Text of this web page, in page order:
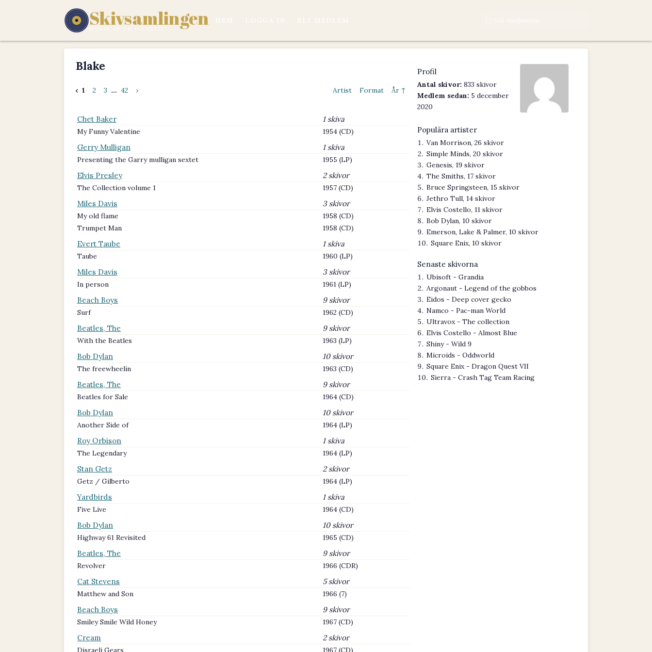
Skivsamlingen
Blake
‹ 1 2 3 ... 42 › Artist Format År ↑
Chet Baker 1 skiva
My Funny Valentine 1954 (CD)
Gerry Mulligan 1 skiva
Presenting the Garry mulligan sextet 1955 (LP)
Elvis Presley 2 skivor
The Collection volume 1 1957 (CD)
Miles Davis 3 skivor
My old flame
1958 (CD)
Trumpet Man
1958 (CD)
Evert Taube 1 skiva
Taube 1960 (LP)
Miles Davis 3 skivor
In person 1961 (LP)
Beach Boys 9 skivor
Surf 1962 (CD)
Beatles, The 9 skivor
With the Beatles 1963 (LP)
Bob Dylan 10 skivor
The freewheelin 1963 (CD)
Beatles, The 9 skivor
Beatles for Sale 1964 (CD)
Bob Dylan 10 skivor
Another Side of 1964 (LP)
Roy Orbison 1 skiva
The Legendary 1964 (LP)
Stan Getz 2 skivor
Getz / Gilberto 1964 (LP)
Yardbirds 1 skiva
Five Live 1964 (CD)
Bob Dylan 10 skivor
Highway 61 Revisited 1965 (CD)
Beatles, The 9 skivor
Revolver 1966 (CDR)
Cat Stevens 5 skivor
Matthew and Son 1966 (7)
Beach Boys 9 skivor
Smiley Smile Wild Honey 1967 (CD)
Cream 2 skivor
Disraeli Gears 1967 (CD)
Profil
Antal skivor: 833 skivor
Medlem sedan: 5 december
2020
Populära artister
Van Morrison, 26 skivor
Simple Minds, 20 skivor
Genesis, 19 skivor
The Smiths, 17 skivor
Bruce Springsteen, 15 skivor
Jethro Tull, 14 skivor
Elvis Costello, 11 skivor
Bob Dylan, 10 skivor
Emerson, Lake & Palmer, 10 skivor
Square Enix, 10 skivor
Senaste skivorna
Ubisoft - Grandia
Argonaut - Legend of the gobbos
Eidos - Deep cover gecko
Namco - Pac-man World
Ultravox - The collection
Elvis Costello - Almost Blue
Shiny - Wild 9
Microids - Oddworld
Square Enix - Dragon Quest VII
Sierra - Crash Tag Team Racing